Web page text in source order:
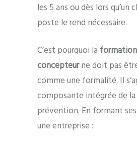
les 5 ans ou dès lors qu’un
poste le rend nécessaire.
C’est pourquoi la
concepteurne doit pas
comme une formalité. Il
composante intégrée de
prévention. En formant
une entreprise :